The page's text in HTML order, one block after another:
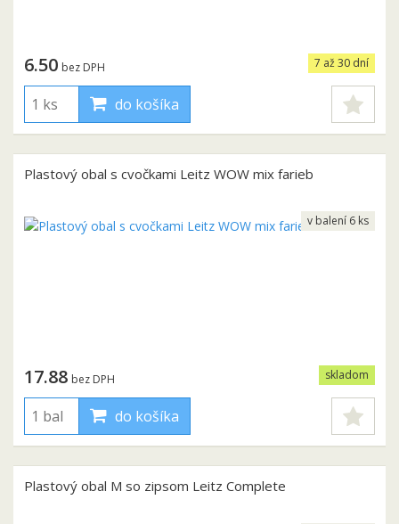
7 až 30 dní
6.50 bez DPH
do košíka
Plastový obal s cvočkami Leitz WOW mix farieb
skladom
17.88 bez DPH
do košíka
v balení 6 ks
Plastový obal M so zipsom Leitz Complete